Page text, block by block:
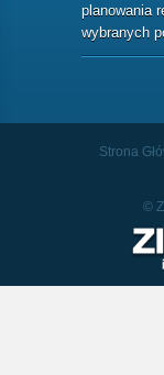
planowania
wybranych
Strona
©